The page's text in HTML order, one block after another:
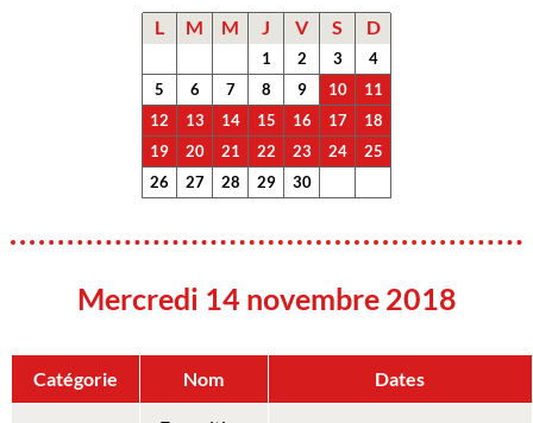
L M M J V S D
1 2 3
4
5
6 7 8 9 10
11
12
13 14 15 16 17
18
19
20 21 22 23 24
25
26
27 28 29 30
Mercredi 14 novembre 2018
Catégorie Nom Dates